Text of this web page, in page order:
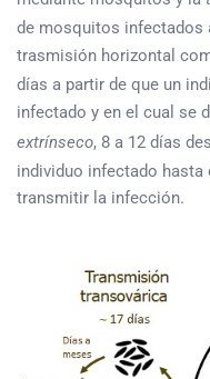
de mosquitos infectados
trasmisión horizontal
días a partir de que un
infectado y en el cual se
extrínseco, 8 a 12 días
individuo infectado hasta
transmitir la infección.